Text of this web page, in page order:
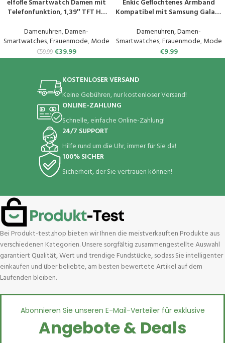
elfofle Smartwatch Damen mit
Telefonfunktion, 1,39″ TFT HD
mit 120 Sport SpO2 Pulsuhr
Menstruationszyklus
Schlafmonitor,Armbanduhr für
iOS Android (Schwarz Gold)
Damenuhren,Damen-
Smartwatches,Frauenmode,Mode
€59.99 €39.99
Enkic Geflochtenes Armband
Kompatibel mit Samsung Galaxy
44mm/Galaxy Watch 5 Pro
45mm/Watch 6 Classic/Watch 4
Classic, Elastisch Uhrenarmband
Sport Loop Ersatzarmband für
Damenuhren,Damen-
Smartwatches,Frauenmode,Mode
€9.99
KOSTENLOSER VERSAND
Keine Gebühren, nur kostenloser Versand!
ONLINE-ZAHLUNG
Schnelle, einfache Online-Zahlung!
24/7 SUPPORT
Hilfe rund um die Uhr, immer für Sie da!
100% SICHER
Sicherheit, der Sie vertrauen können!
Bei Produkt-test.shop bieten wir Ihnen die meistverkauften Produkte aus
verschiedenen Kategorien. Unsere sorgfältig zusammengestellte Auswahl
garantiert Qualität, Wert und trendige Fundstücke, sodass Sie intelligenter
einkaufen und über beliebte, am besten bewertete Artikel auf dem
Laufenden bleiben.
Abonnieren Sie unseren E-Mail-Verteiler für exklusive
Angebote & Deals